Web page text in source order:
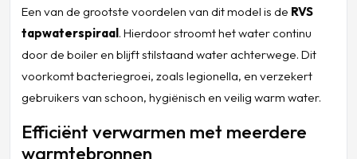
Een van de grootste voordelen van dit model is de RVS
tapwaterspiraal. Hierdoor stroomt het water continu
door de boiler en blijft stilstaand water achterwege. Dit
voorkomt bacteriegroei, zoals legionella, en verzekert
gebruikers van schoon, hygiënisch en veilig warm water.
Efficiënt verwarmen met meerdere
warmtebronnen